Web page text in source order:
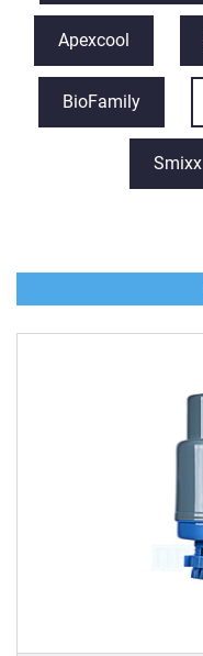
Apexcool
BioFamily
Smixx